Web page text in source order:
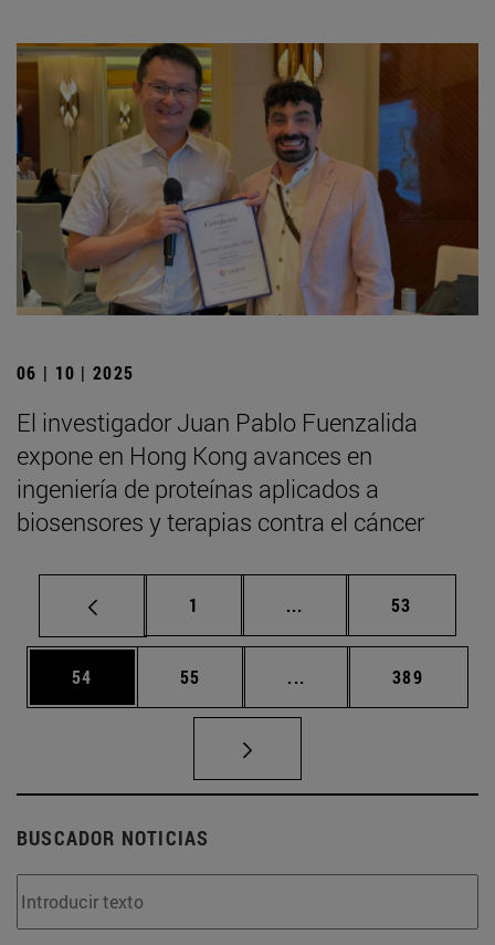
06 | 10 | 2025
El investigador Juan Pablo Fuenzalida
expone en Hong Kong avances en
ingeniería de proteínas aplicados a
biosensores y terapias contra el cáncer
Página
1 ... Páginas intermedias
Página
53
Página
54 Página
55 ... Páginas intermedias
Página
389
BUSCADOR NOTICIAS